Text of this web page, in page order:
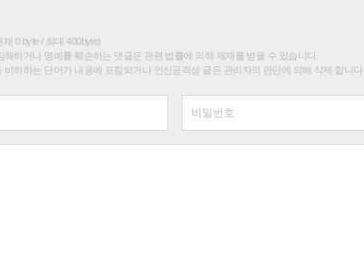
0 byte / 최대 400byte)
해하거나 명예를 훼손하는 댓글은 관련 법률에 의해 제재를 받을 수 있습니다.
비하하는 단어가 내용에 포함되거나 인신공격성 글은 관리자의 판단에 의해 삭제 합니다.